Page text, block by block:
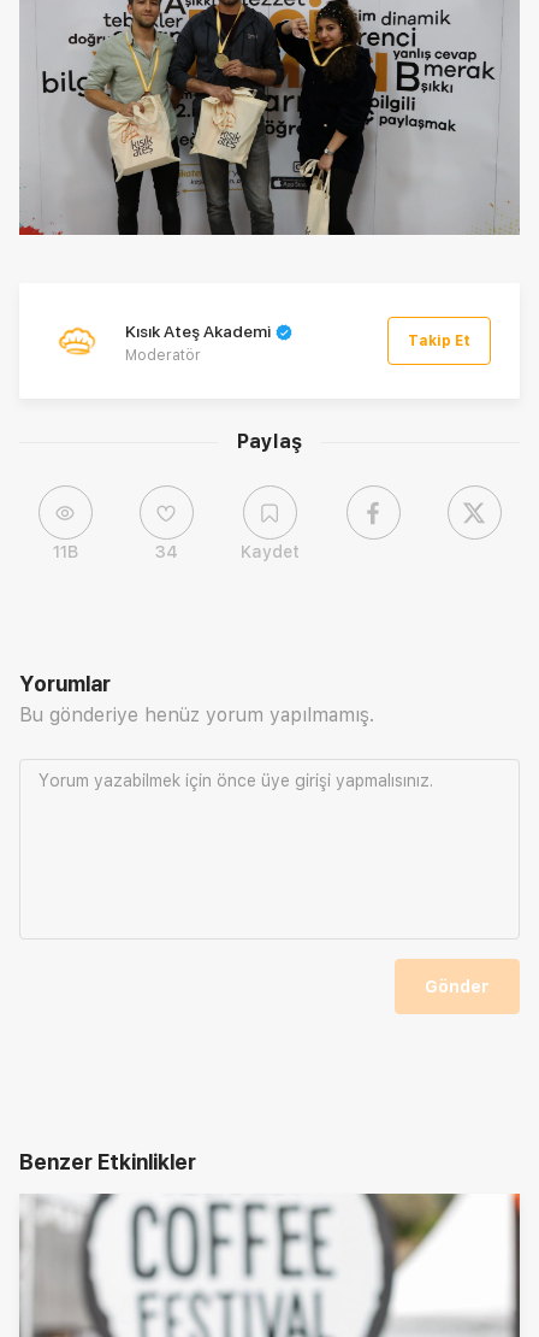
Paylaş
11B 34 Kaydet
Kısık Ateş Akademi
Moderatör
Takip Et
Yorumlar
Bu gönderiye henüz yorum yapılmamış.
Yorum yazabilmek için önce üye girişi yapmalısınız.
Gönder
Benzer Etkinlikler